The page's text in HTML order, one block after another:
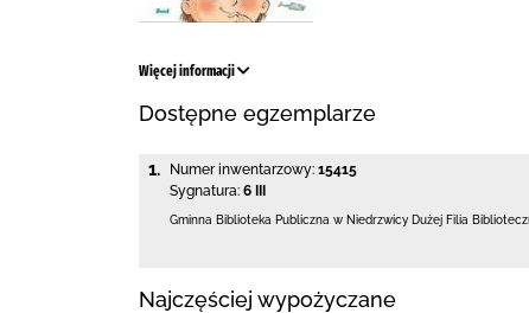
Więcej informacji
Dostępne egzemplarze
1. Numer inwentarzowy: 15415
Sygnatura: 6 III
Gminna Biblioteka Publiczna w Niedrzwicy Dużej Filia
Najczęściej wypożyczane